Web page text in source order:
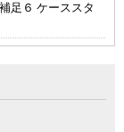
足６ ケーススタ